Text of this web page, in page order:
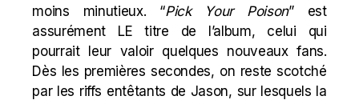
moins minutieux. “Pick Your Poison” est
assurément LE titre de l’album, celui qui
pourrait leur valoir quelques nouveaux fans.
Dès les premières secondes, on reste scotché
par les riffs entêtants de Jason, sur lesquels la